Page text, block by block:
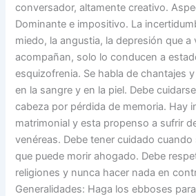
conversador, altamente creativo.
Dominante e impositivo. La
miedo, la angustia, la depresión que a
acompañan, solo lo conducen a
esquizofrenia. Se habla de chantajes
en la sangre y en la piel. Debe
cabeza por pérdida de memoria. Hay
matrimonial y esta propenso a sufrir
venéreas. Debe tener cuidado cuando
que puede morir ahogado. Debe
religiones y nunca hacer nada en
Generalidades: Haga los ebboses